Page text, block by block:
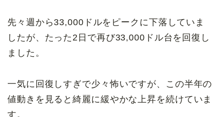
先々週から33,000ドルをピークに下落していま
したが、たった2日で再び33,000ドル台を回復し
ました。
一気に回復しすぎで少々怖いですが、この半年の
値動きを見ると綺麗に緩やかな上昇を続けていま
す。